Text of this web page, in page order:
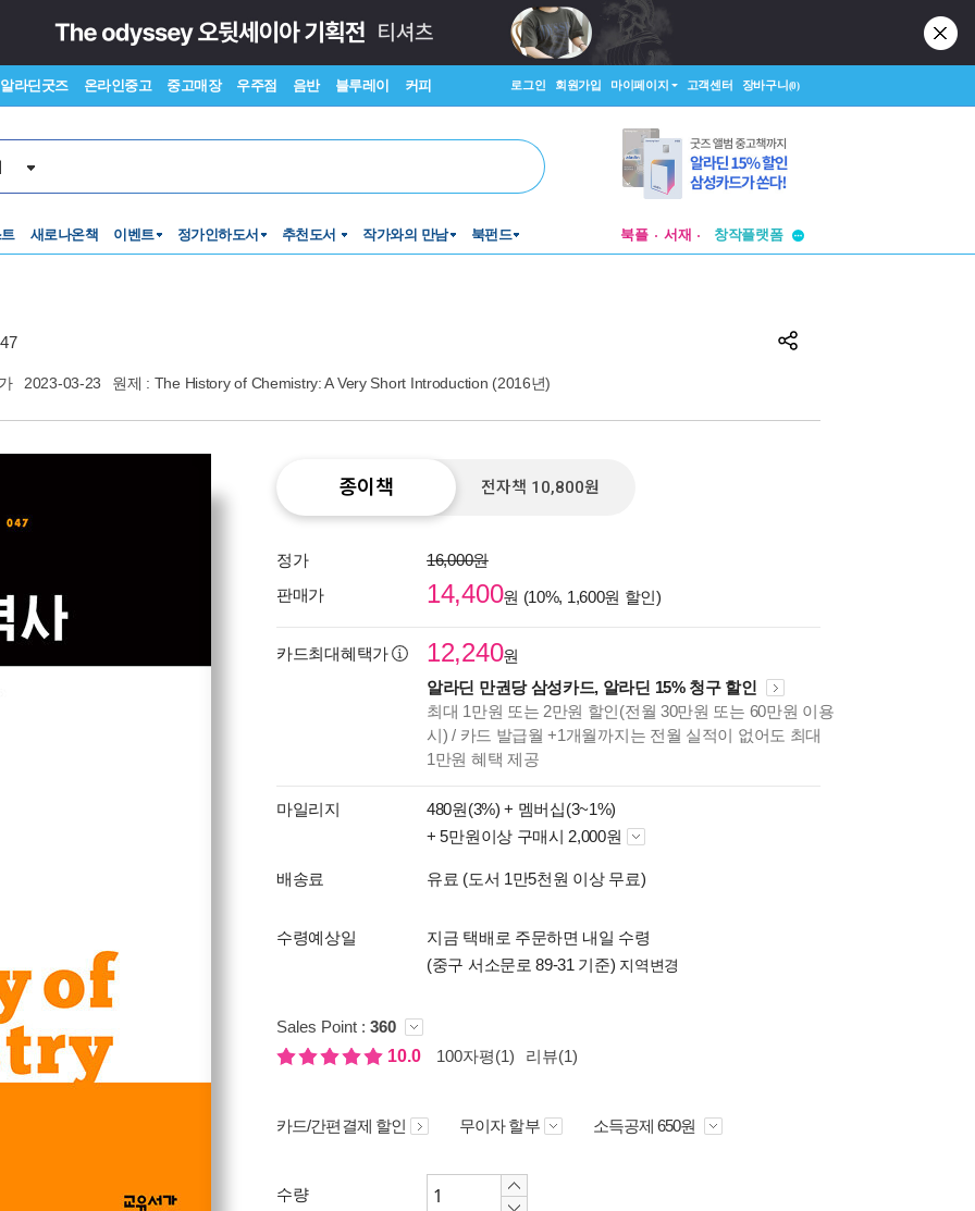
알라딘굿즈 온라인중고 중고매장 우주점 음반 블루레이 커피 로그인 회원가입 마이페이지 고객센터 장바구니(0)
새로나온책 이벤트 정가인하도서 추천도서 작가와의 만남 북펀드 북플 서재
투비컨티뉴드
2023-03-23 원제 : The History of Chemistry: A Very Short Introduction (2016년)
종이책 전자책 10,800원
정가
16,000원
판매가
14,400원 (10%, 1,600원 할인)
카드최대혜택가 12,240원
알라딘 만권당 삼성카드, 알라딘 15% 청구 할인
최대 1만원 또는 2만원 할인(전월 30만원 또는 60만원 이용
시) / 카드 발급월 +1개월까지는 전월 실적이 없어도 최대
1만원 혜택 제공
마일리지 480원(3%) + 멤버십(3~1%)
+ 5만원이상 구매시 2,000원
배송료 유료 (도서 1만5천원 이상 무료)
수령예상일
지금 택배로 주문하면 내일 수령
(중구 서소문로 89-31 기준) 지역변경
Sales Point : 360
10.0
100자평(1) 리뷰(1)
카드/간편결제 할인 무이자 할부 소득공제 650원
수량